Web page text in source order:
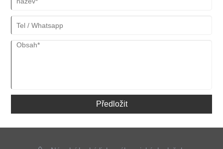
Předložit